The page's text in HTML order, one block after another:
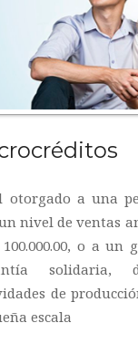
otorgado a una
nivel de ventas
100.000.00, o a
solidaria,
de
escala